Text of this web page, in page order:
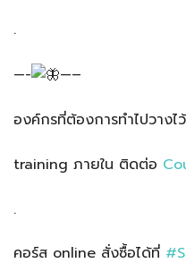
.
—- —–
องค์กรที่ต้องการทำไปวาง
training ภายใน ติดต่อ
.
คอร์ส online สั่งซื้อได้ที่